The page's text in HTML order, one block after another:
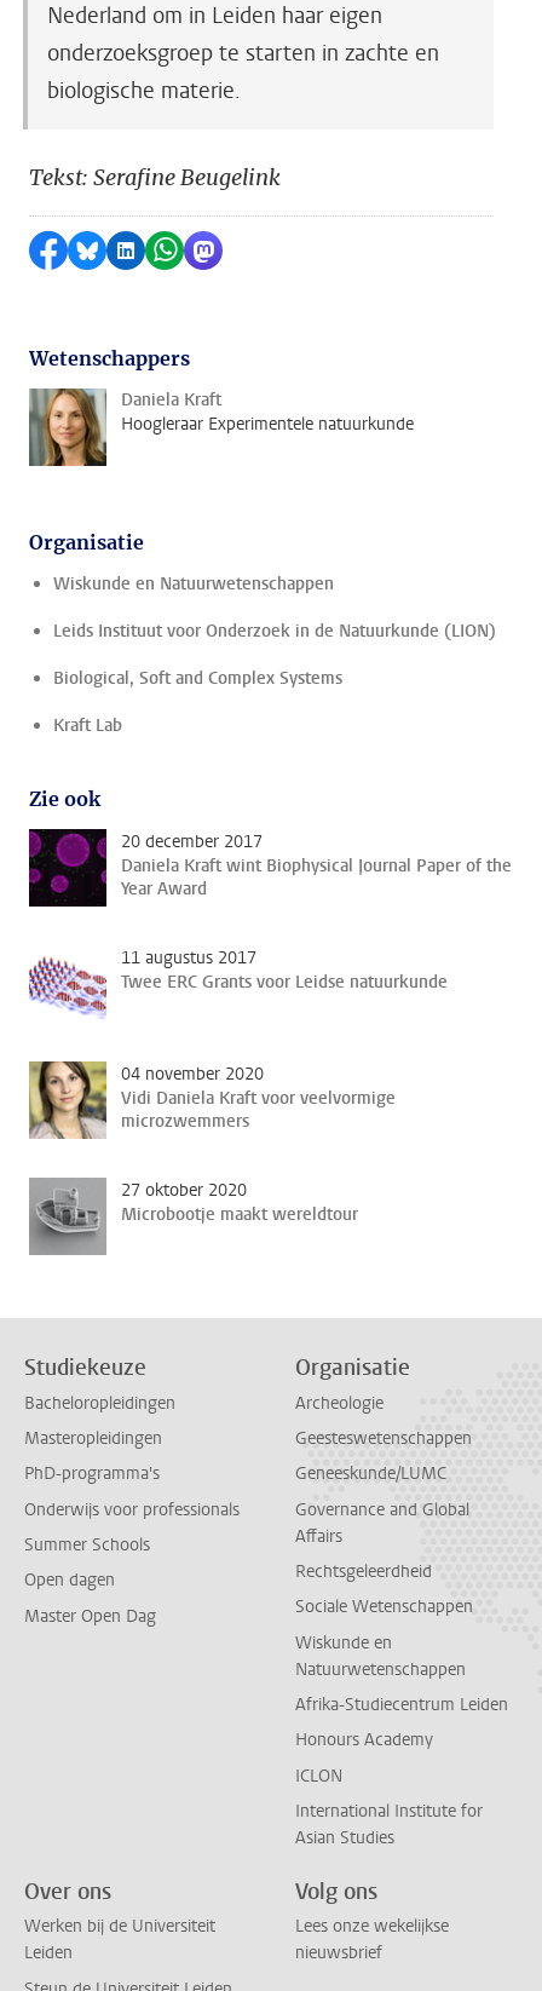
Nederland om in Leiden haar eigen
onderzoeksgroep te starten in zachte en
biologische materie.
Tekst: Serafine Beugelink
Delen op Facebook
Delen via Bluesky
Delen op LinkedIn
Delen via WhatsApp
Delen via Mastodon
Wetenschappers
Daniela Kraft
Hoogleraar Experimentele natuurkunde
Organisatie
Wiskunde en Natuurwetenschappen
Leids Instituut voor Onderzoek in de Natuurkunde (LION)
Biological, Soft and Complex Systems
Kraft Lab
Zie ook
20 december 2017
Daniela Kraft wint Biophysical Journal Paper of the
Year Award
11 augustus 2017
Twee ERC Grants voor Leidse natuurkunde
04 november 2020
Vidi Daniela Kraft voor veelvormige
microzwemmers
27 oktober 2020
Microbootje maakt wereldtour
Studiekeuze
Bacheloropleidingen
Masteropleidingen
PhD-programma's
Onderwijs voor professionals
Summer Schools
Open dagen
Master Open Dag
Organisatie
Archeologie
Geesteswetenschappen
Geneeskunde/LUMC
Governance and Global
Affairs
Rechtsgeleerdheid
Sociale Wetenschappen
Wiskunde en
Natuurwetenschappen
Afrika-Studiecentrum Leiden
Honours Academy
ICLON
International Institute for
Asian Studies
Over ons
Werken bij de Universiteit
Leiden
Volg ons
Lees onze wekelijkse
nieuwsbrief